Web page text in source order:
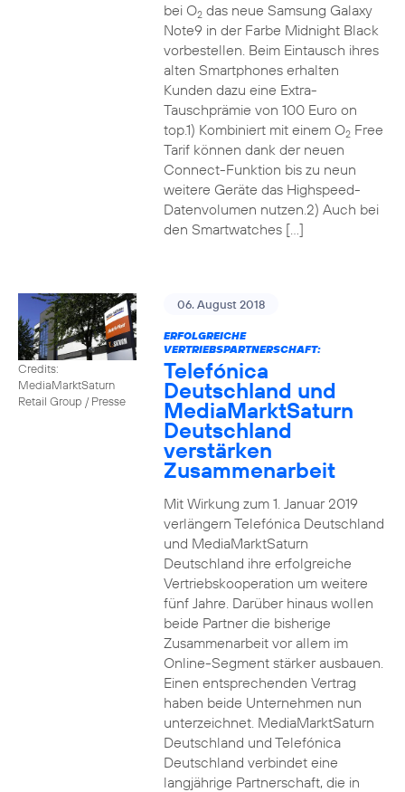
bei O2das neue Samsung Galaxy
Note9 in der Farbe Midnight Black
vorbestellen. Beim Eintausch ihres
alten Smartphones erhalten
Kunden dazu eine Extra-
Tauschprämie von 100 Euro on
top.1) Kombiniert mit einem O2Free
Tarif können dank der neuen
Connect-Funktion bis zu neun
weitere Geräte das Highspeed-
Datenvolumen nutzen.2) Auch bei
den Smartwatches […]
Credits:
MediaMarktSaturn
Retail Group / Presse
06. August 2018
ERFOLGREICHE
VERTRIEBSPARTNERSCHAFT:
Telefónica
Deutschland und
MediaMarktSaturn
Deutschland
verstärken
Zusammenarbeit
Mit Wirkung zum 1. Januar 2019
verlängern Telefónica Deutschland
und MediaMarktSaturn
Deutschland ihre erfolgreiche
Vertriebskooperation um weitere
fünf Jahre. Darüber hinaus wollen
beide Partner die bisherige
Zusammenarbeit vor allem im
Online-Segment stärker ausbauen.
Einen entsprechenden Vertrag
haben beide Unternehmen nun
unterzeichnet. MediaMarktSaturn
Deutschland und Telefónica
Deutschland verbindet eine
langjährige Partnerschaft, die in